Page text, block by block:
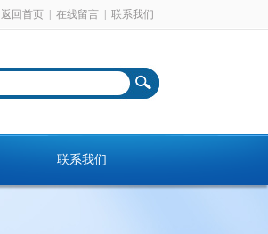
返回首页 在线留言 联系我们
联系我们